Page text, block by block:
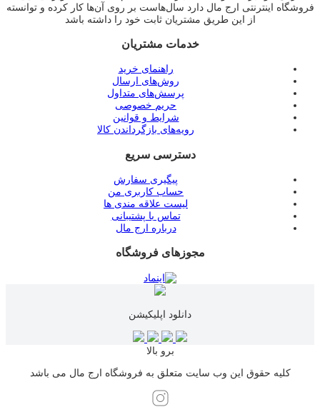
فروشگاه اینترنتی ارج مال دارد سال‌هاست بر روی آن‌ها کار کرده و توانسته
از این طریق مشتریان ثابت خود را داشته باشد
خدمات مشتریان
راهنمای خرید
روش‌های ارسال
پرسش‌های متداول
حریم خصوصی
شرایط و قوانین
رویه‌های بازگرداندن کالا
دسترسی سریع
پیگیری سفارش
حساب کاربری من
لیست علاقه مندی ها
تماس با پشتیبانی
درباره ارج مال
مجوزهای فروشگاه
دانلود اپلیکیشن
برو بالا
کلیه حقوق این وب سایت متعلق به فروشگاه ارج مال می باشد